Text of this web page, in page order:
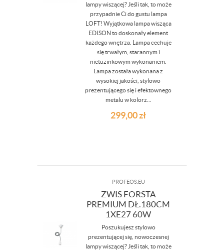
lampy wiszącej? Jeśli tak, to może
przypadnie Ci do gustu lampa
LOFT! Wyjątkowa lampa wisząca
EDISON to doskonały element
każdego wnętrza. Lampa cechuje
się trwałym, starannym i
nietuzinkowym wykonaniem.
Lampa została wykonana z
wysokiej jakości, stylowo
prezentującego się i efektownego
metalu w kolorz...
299,00zł
PROFEOS.EU
ZWIS FORSTA
PREMIUM DŁ.180CM
1XE27 60W
Poszukujesz stylowo
prezentującej się, nowoczesnej
lampy wiszącej? Jeśli tak, to może